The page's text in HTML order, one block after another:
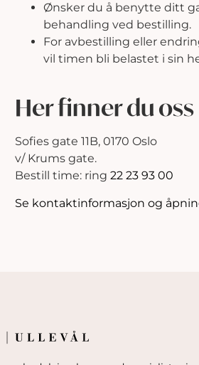
Ønsker du å benytte ditt
behandling ved bestilling.
For avbestilling eller
vil timen bli belastet i sin
Her finner du oss
Sofies gate 11B, 0170 Oslo
v/ Krums gate.
Bestill time: ring 22 23 93 00
Se kontaktinformasjon og